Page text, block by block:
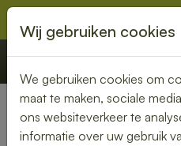
€ 0,00
Nederland» Hernen
Wij gebruiken cookies
We gebruiken cookies om
maat te maken, sociale
ons websiteverkeer te
informatie over uw gebruik